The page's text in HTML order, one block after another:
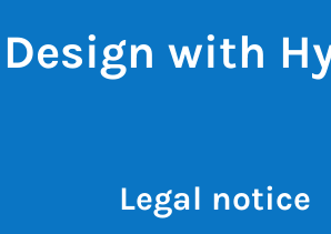
with
Legal notice